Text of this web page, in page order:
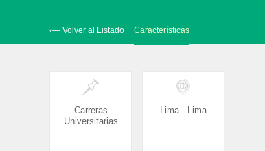
‹— Volver al Listado Características
Carreras
Universitarias
Lima - Lima